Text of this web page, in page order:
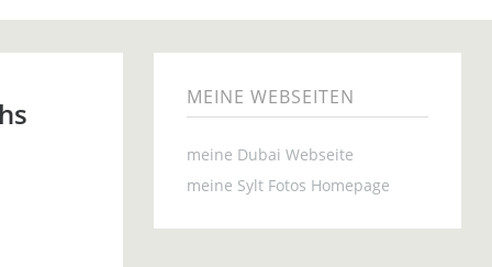
MEINE WEBSEITEN
meine Dubai Webseite
meine Sylt Fotos Homepage